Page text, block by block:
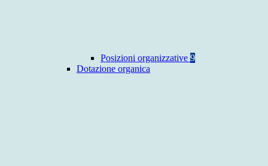
Posizioni organizzative 9
Dotazione organica